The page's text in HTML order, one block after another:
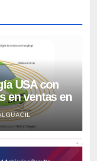
USA con
en ventas en
según